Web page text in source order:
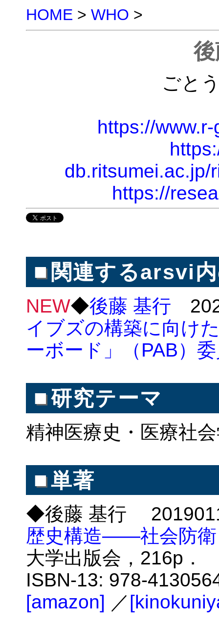
HOME > WHO >
ごと
https://
db.ritsumei.ac.jp/
https://
■ 関連するarsvi
NEW◆後藤 基行
イブズの構築に向け
ーボード」（PAB）
■研究テーマ
精神医療史・医療社
■単著
◆後藤 基行
歴史構造――社会防衛
大学出版会，216p
ISBN-13: 978-
[amazon] ／